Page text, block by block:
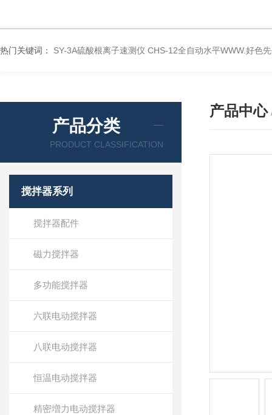
热门关键词： SY-3A硫酸根离子速测仪 CHS-12全自动水平WWW.好色
产品分类
PRODUCT CLASSIFICATION
搅拌器系列
搅拌器配件
磁力搅拌器
多功能搅拌器
六联电动搅拌器
八联电动搅拌器
恒温电动搅拌器
精密増力电动搅拌器
产品中心